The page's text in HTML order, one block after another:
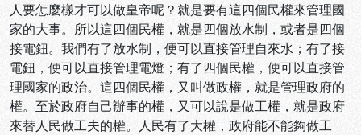
人要怎麼樣才可以做皇帝呢？就是要有這四個民權來管理國
家的大事。所以這四個民權，就是四個放水制，或者是四個
接電鈕。我們有了放水制，便可以直接管理自來水；有了接
電鈕，便可以直接管理電燈；有了四個民權，便可以直接管
理國家的政治。這四個民權，又叫做政權，就是管理政府的
權。至於政府自己辦事的權，又可以說是做工權，就是政府
來替人民做工夫的權。人民有了大權，政府能不能夠做工